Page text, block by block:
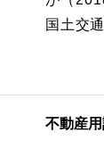
国土交
不動産